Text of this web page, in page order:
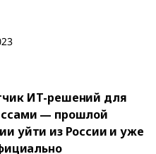
ИТ-решений для
— прошлой
уйти из России и уже